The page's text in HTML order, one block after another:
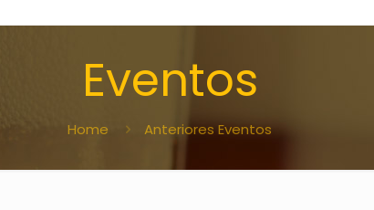
Eventos
Home Anteriores Eventos